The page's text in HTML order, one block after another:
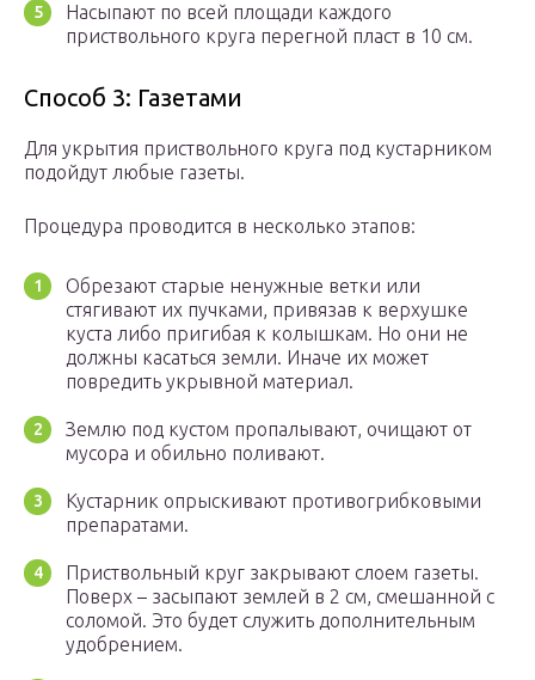
Насыпают по всей площади каждого
приствольного круга перегной пласт в 10 см.
Способ 3: Газетами
Для укрытия приствольного круга под кустарником
подойдут любые газеты.
Процедура проводится в несколько этапов:
Обрезают старые ненужные ветки или
стягивают их пучками, привязав к верхушке
куста либо пригибая к колышкам. Но они не
должны касаться земли. Иначе их может
повредить укрывной материал.
Землю под кустом пропалывают, очищают от
мусора и обильно поливают.
Кустарник опрыскивают противогрибковыми
препаратами.
Приствольный круг закрывают слоем газеты.
Поверх – засыпают землей в 2 см, смешанной с
соломой. Это будет служить дополнительным
удобрением.